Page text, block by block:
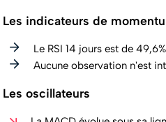
Les indicateurs de
Le RSI 14 jours est de
Aucune observation n'est
Les oscillateurs